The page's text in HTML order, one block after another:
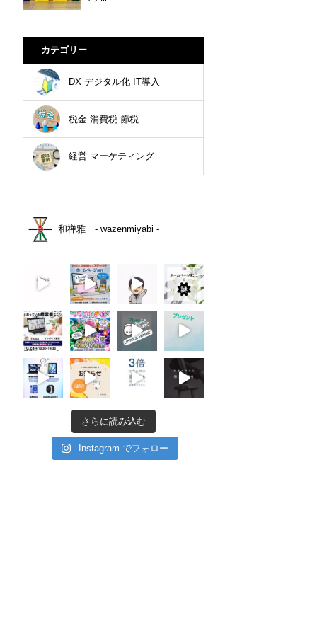
カテゴリー
DX デジタル化 IT導入
税金 消費税 節税
経営 マーケティング
和禅雅 - wazenmiyabi -
さらに読み込む
Instagram でフォロー